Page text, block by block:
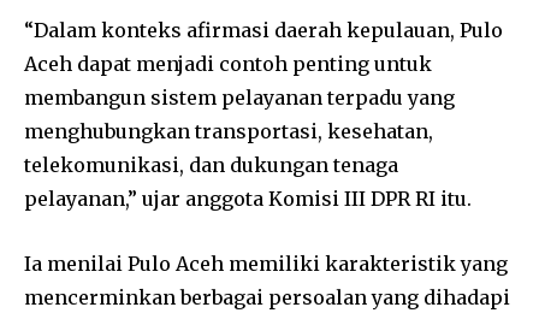
“Dalam konteks afirmasi daerah kepulauan, Pulo
Aceh dapat menjadi contoh penting untuk
membangun sistem pelayanan terpadu yang
menghubungkan transportasi, kesehatan,
telekomunikasi, dan dukungan tenaga
pelayanan,” ujar anggota Komisi III DPR RI itu.
Ia menilai Pulo Aceh memiliki karakteristik yang
mencerminkan berbagai persoalan yang dihadapi